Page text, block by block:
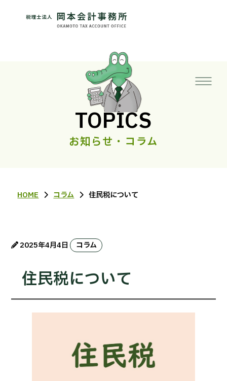
TOPICS
お知らせ・コラム
HOME コラム 住民税について
2025年4月4日 コラム
住民税について